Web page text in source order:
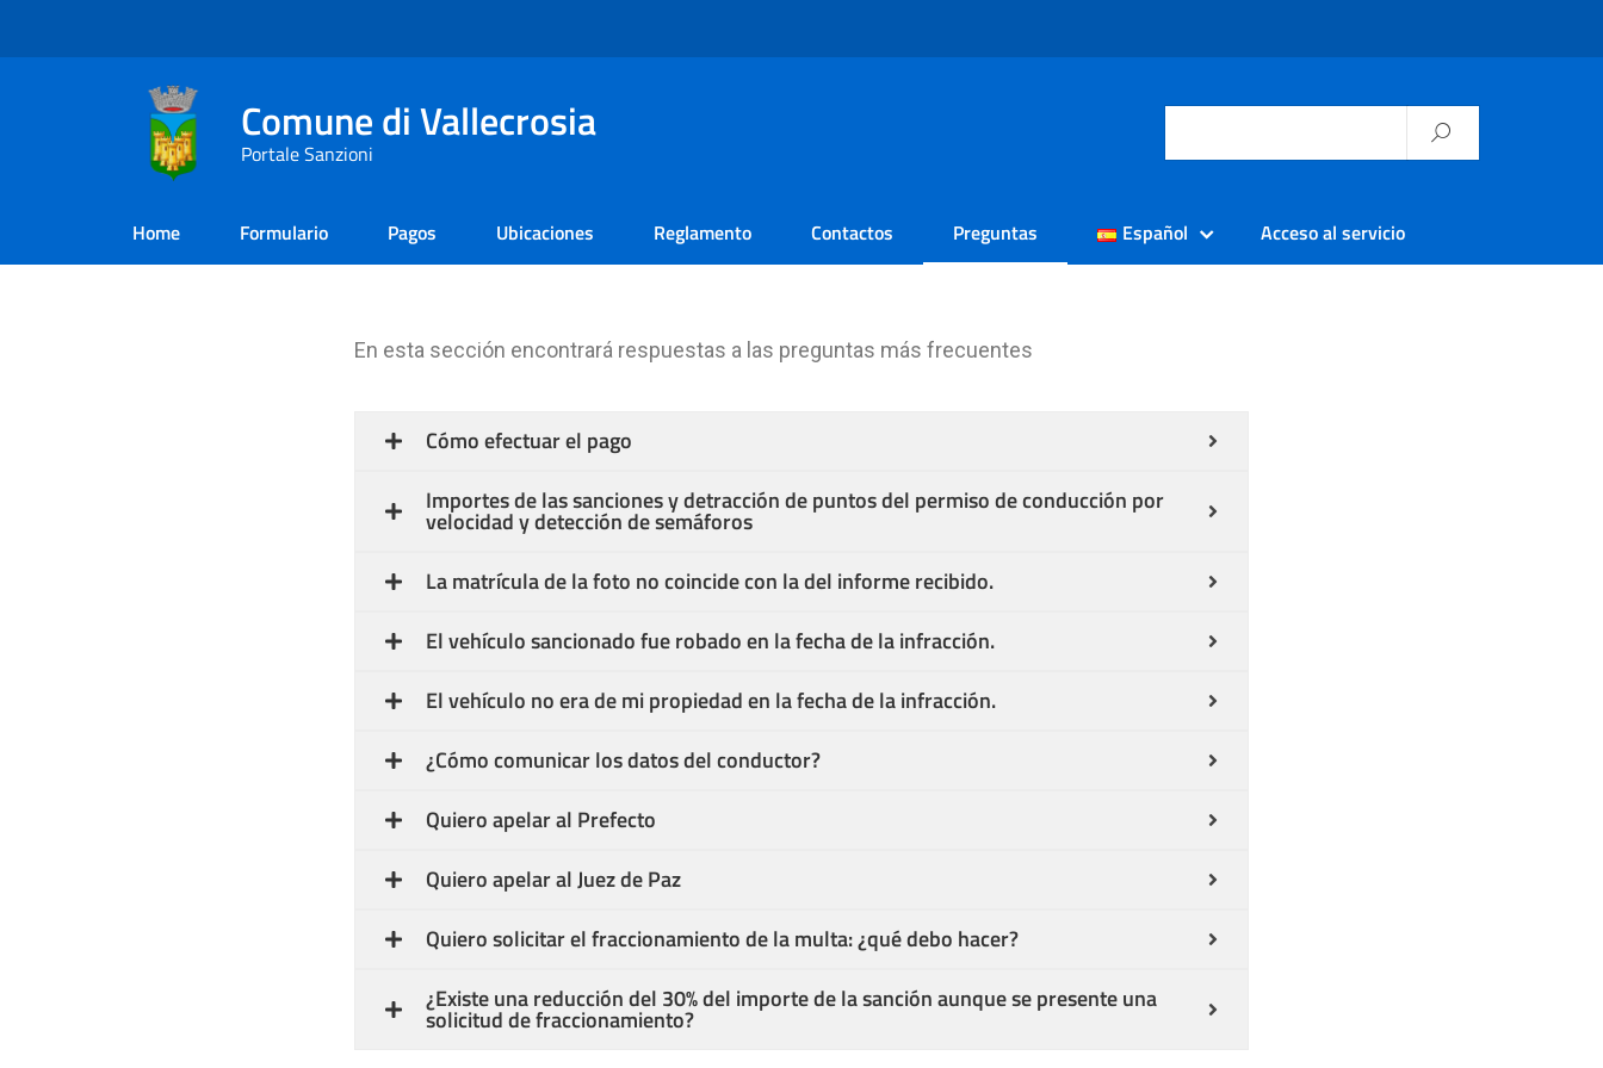
Comune di Vallecrosia
Portale Sanzioni
Home Formulario Pagos Ubicaciones Reglamento Contactos Preguntas Español Acceso al servicio
En esta sección encontrará respuestas a las preguntas más frecuentes
Cómo efectuar el pago
Importes de las sanciones y detracción de puntos del permiso de conducción por
velocidad y detección de semáforos
La matrícula de la foto no coincide con la del informe recibido.
El vehículo sancionado fue robado en la fecha de la infracción.
El vehículo no era de mi propiedad en la fecha de la infracción.
¿Cómo comunicar los datos del conductor?
Quiero apelar al Prefecto
Quiero apelar al Juez de Paz
Quiero solicitar el fraccionamiento de la multa: ¿qué debo hacer?
¿Existe una reducción del 30% del importe de la sanción aunque se presente una
solicitud de fraccionamiento?